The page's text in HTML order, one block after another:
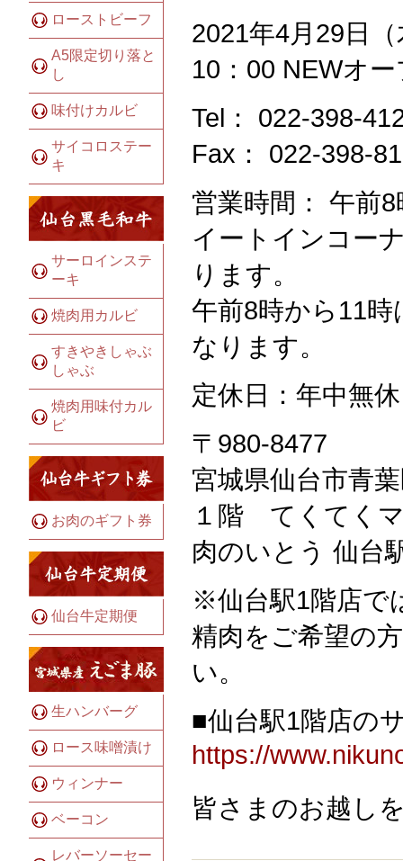
ローストビーフ
A5限定切り落と
し
味付けカルビ
サイコロステー
キ
サーロインステ
ーキ
焼肉用カルビ
すきやきしゃぶ
しゃぶ
焼肉用味付カル
ビ
お肉のギフト券
仙台牛定期便
生ハンバーグ
ロース味噌漬け
ウィンナー
ベーコン
レバーソーセー
2021年4月29日
10：00 NEWオ
Tel： 022-398-
Fax： 022-398-
営業時間： 午前
イートインコー
ります。
午前8時から11
なります。
定休日：年中無休
〒980-8477
宮城県仙台市青
１階 てくてく
肉のいとう 仙台
※仙台駅1階店で
精肉をご希望の
い。
■仙台駅1階店の
https://
皆さまのお越し